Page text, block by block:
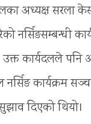
अध्यक्ष सरला
नर्सिङसम्बन्धी
कार्यदलले पनि
कार्यक्रम
दिएको थियो।